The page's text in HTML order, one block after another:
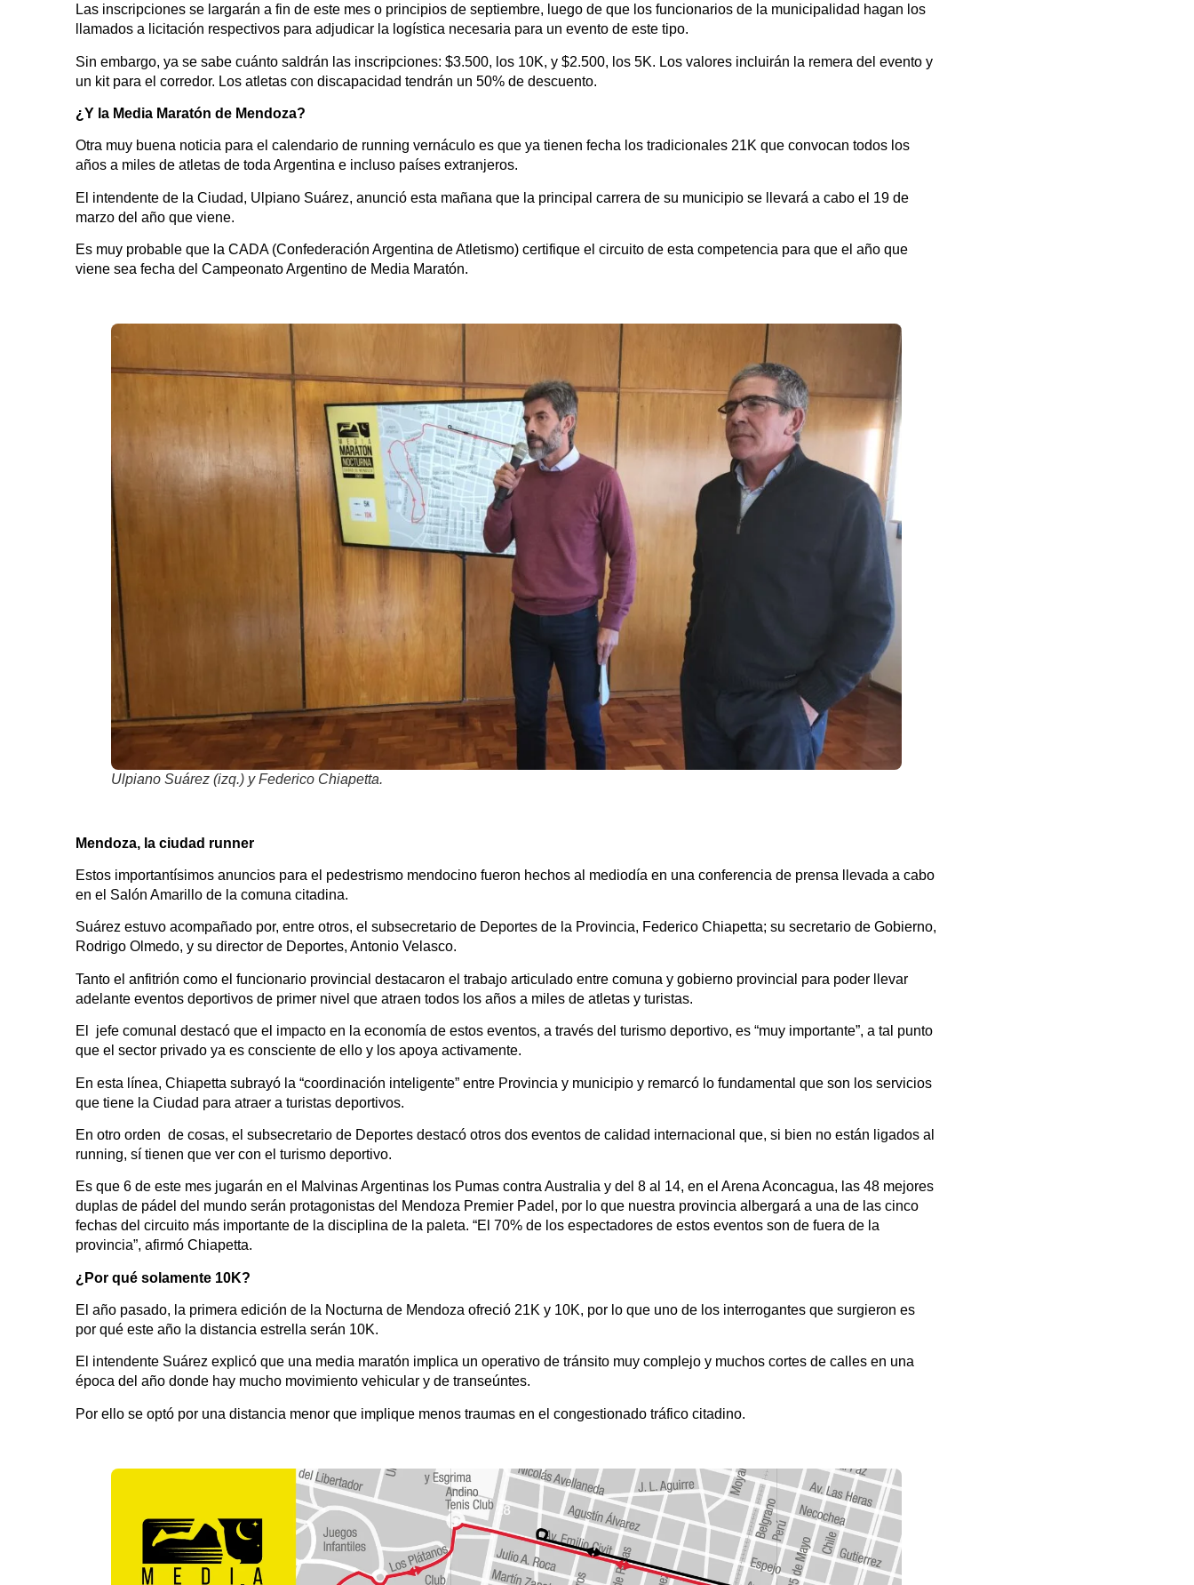
Las inscripciones se largarán a fin de este mes o principios de septiembre, luego de que los funcionarios de la municipalidad hagan los
llamados a licitación respectivos para adjudicar la logística necesaria para un evento de este tipo.
Sin embargo, ya se sabe cuánto saldrán las inscripciones: $3.500, los 10K, y $2.500, los 5K. Los valores incluirán la remera del evento y
un kit para el corredor. Los atletas con discapacidad tendrán un 50% de descuento.
¿Y la Media Maratón de Mendoza?
Otra muy buena noticia para el calendario de running vernáculo es que ya tienen fecha los tradicionales 21K que convocan todos los
años a miles de atletas de toda Argentina e incluso países extranjeros.
El intendente de la Ciudad, Ulpiano Suárez, anunció esta mañana que la principal carrera de su municipio se llevará a cabo el 19 de
marzo del año que viene.
Es muy probable que la CADA (Confederación Argentina de Atletismo) certifique el circuito de esta competencia para que el año que
viene sea fecha del Campeonato Argentino de Media Maratón.
Ulpiano Suárez (izq.) y Federico Chiapetta.
Mendoza, la ciudad runner
Estos importantísimos anuncios para el pedestrismo mendocino fueron hechos al mediodía en una conferencia de prensa llevada a cabo
en el Salón Amarillo de la comuna citadina.
Suárez estuvo acompañado por, entre otros, el subsecretario de Deportes de la Provincia, Federico Chiapetta; su secretario de Gobierno,
Rodrigo Olmedo, y su director de Deportes, Antonio Velasco.
Tanto el anfitrión como el funcionario provincial destacaron el trabajo articulado entre comuna y gobierno provincial para poder llevar
adelante eventos deportivos de primer nivel que atraen todos los años a miles de atletas y turistas.
El jefe comunal destacó que el impacto en la economía de estos eventos, a través del turismo deportivo, es “muy importante”, a tal punto
que el sector privado ya es consciente de ello y los apoya activamente.
En esta línea, Chiapetta subrayó la “coordinación inteligente” entre Provincia y municipio y remarcó lo fundamental que son los servicios
que tiene la Ciudad para atraer a turistas deportivos.
En otro orden de cosas, el subsecretario de Deportes destacó otros dos eventos de calidad internacional que, si bien no están ligados al
running, sí tienen que ver con el turismo deportivo.
Es que 6 de este mes jugarán en el Malvinas Argentinas los Pumas contra Australia y del 8 al 14, en el Arena Aconcagua, las 48 mejores
duplas de pádel del mundo serán protagonistas del Mendoza Premier Padel, por lo que nuestra provincia albergará a una de las cinco
fechas del circuito más importante de la disciplina de la paleta. “El 70% de los espectadores de estos eventos son de fuera de la
provincia”, afirmó Chiapetta.
¿Por qué solamente 10K?
El año pasado, la primera edición de la Nocturna de Mendoza ofreció 21K y 10K, por lo que uno de los interrogantes que surgieron es
por qué este año la distancia estrella serán 10K.
El intendente Suárez explicó que una media maratón implica un operativo de tránsito muy complejo y muchos cortes de calles en una
época del año donde hay mucho movimiento vehicular y de transeúntes.
Por ello se optó por una distancia menor que implique menos traumas en el congestionado tráfico citadino.